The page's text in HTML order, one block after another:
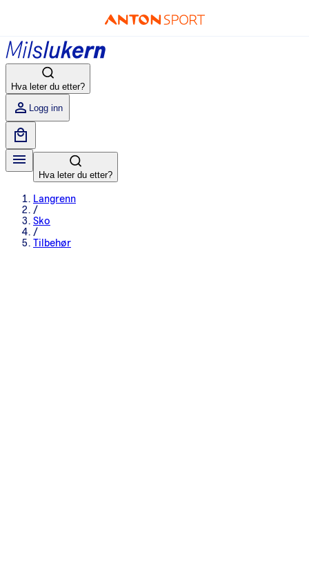
Hva leter du etter?
Logg inn
Hva leter du etter?
Langrenn
/
Sko
/
Tilbehør